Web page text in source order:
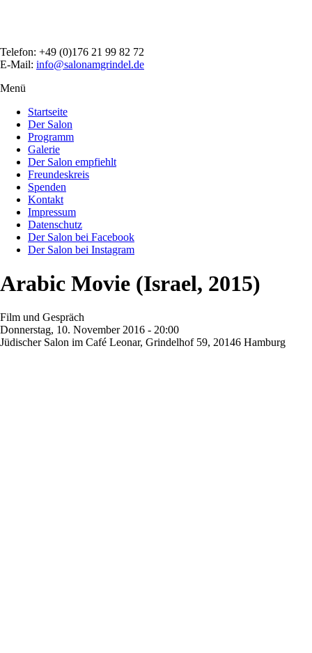
Telefon: +49 (0)176 21 99 82 72
E-Mail: info@salonamgrindel.de
Menü
Startseite
Der Salon
Programm
Galerie
Der Salon empfiehlt
Freundeskreis
Spenden
Kontakt
Impressum
Datenschutz
Der Salon bei Facebook
Der Salon bei Instagram
Arabic Movie (Israel, 2015)
Film und Gespräch
Donnerstag, 10. November 2016 - 20:00
Jüdischer Salon im Café Leonar, Grindelhof 59, 20146 Hamburg